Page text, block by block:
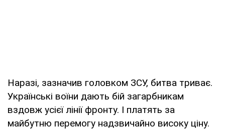
Наразі, зазначив головком ЗСУ, битва триває.
Українські воїни дають бій загарбникам
вздовж усієї лінії фронту. І платять за
майбутню перемогу надзвичайно високу ціну.